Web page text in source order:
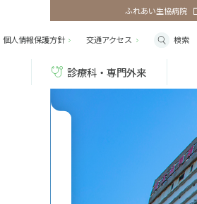
ふれあい生協病院
個人情報保護方針 交通アクセス 検索
診療科・専門外来